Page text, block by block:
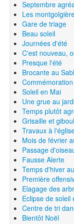
Septembre
Les
Gare de triage
Beau soleil
Journées d'été
C'est nouveau,
Presque l'été
Brocante au
Soleil en Mai
Une grue au
Temps plutôt
Grisaille et
Travaux à
Mois de février
Passage
Fausse Alerte
Temps d'hiver
Première
Elagage des
Eclipse de soleil
Centre de tri
Bientôt Noël